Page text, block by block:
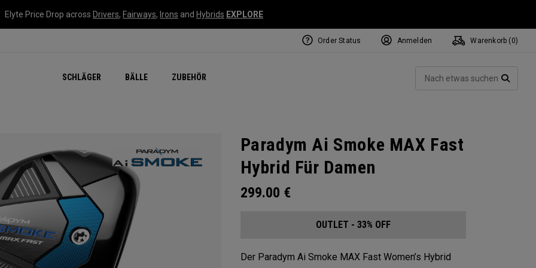
Elyte Price Drop across Drivers, Fairways, Irons and Hybrids EXPLORE
SCHLÄGER BÄLLE ZUBEHÖR
Order Status Anmelden Warenkorb ( 0)
Paradym Ai Smoke MAX Fast
Hybrid Für Damen
299.00 €
OUTLET - 33% OFF
Der Paradym Ai Smoke MAX Fast Women’s Hybrid